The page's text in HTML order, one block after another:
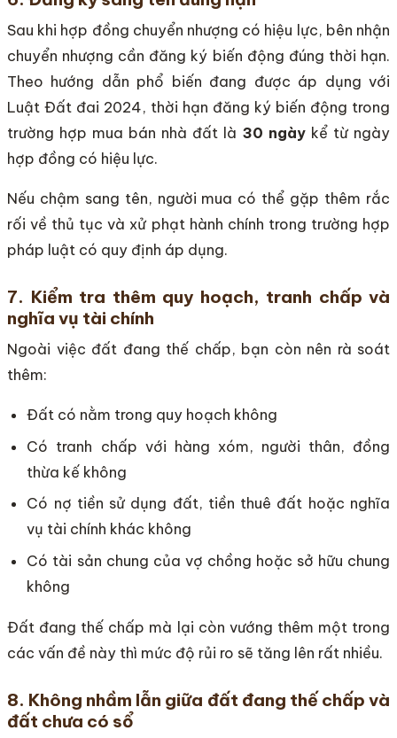
Sau khi hợp đồng chuyển nhượng có hiệu lực, bên nhận
chuyển nhượng cần đăng ký biến động đúng thời hạn.
Theo hướng dẫn phổ biến đang được áp dụng với
Luật Đất đai 2024, thời hạn đăng ký biến động trong
trường hợp mua bán nhà đất là 30 ngày kể từ ngày
hợp đồng có hiệu lực.
Nếu chậm sang tên, người mua có thể gặp thêm rắc
rối về thủ tục và xử phạt hành chính trong trường hợp
pháp luật có quy định áp dụng.
7. Kiểm tra thêm quy hoạch, tranh chấp và
nghĩa vụ tài chính
Ngoài việc đất đang thế chấp, bạn còn nên rà soát
thêm:
Đất có nằm trong quy hoạch không
Có tranh chấp với hàng xóm, người thân, đồng
thừa kế không
Có nợ tiền sử dụng đất, tiền thuê đất hoặc nghĩa
vụ tài chính khác không
Có tài sản chung của vợ chồng hoặc sở hữu chung
không
Đất đang thế chấp mà lại còn vướng thêm một trong
các vấn đề này thì mức độ rủi ro sẽ tăng lên rất nhiều.
8. Không nhầm lẫn giữa đất đang thế chấp và
đất chưa có sổ